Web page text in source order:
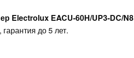
Electrolux EACU-60H/UP3-DC/N8
до 5 лет.